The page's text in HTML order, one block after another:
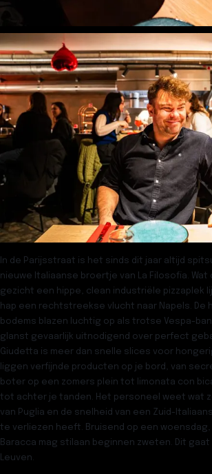
In de Parijsstraat is het sinds dit jaar altijd
nieuwe Italiaanse broertje van La Filosofia.
gezicht een hippe, clean industriële pizzaplek
hap een rechtstreekse vlucht naar Napels. De
bodems blazen luchtig op als trotse Vespa-
glanst gevaarlijk uitnodigend over perfect
Giudetta is meer dan snelle slices voor
liggen verfijnde producten op je bord, van
boter op een zomers plein tot limonata con
tot achter je tanden. Het personeel weet wat
van Puglia en de snelheid van een Zuid-
te verliezen heeft. Bruisend op een woensdag,
Baracca mag stilaan beginnen zweten. Dit
Leuven.